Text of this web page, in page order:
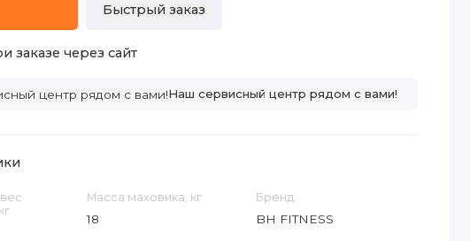
Быстрый заказ
заказе через сайт
Наш сервисный центр рядом с вами!
Масса маховика, кг
18
Бренд
BH FITNESS